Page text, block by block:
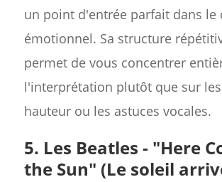
un point d'entrée parfait dans le
émotionnel. Sa structure
permet de vous concentrer
l'interprétation plutôt que sur
hauteur ou les astuces vocales.
5. Les Beatles - "Here
the Sun" (Le soleil